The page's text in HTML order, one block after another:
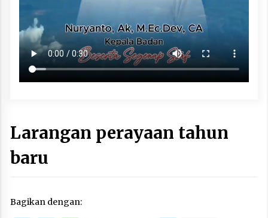
Larangan perayaan tahun
baru
Bagikan dengan: